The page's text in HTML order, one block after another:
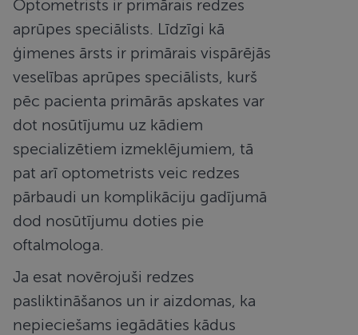
Optometrists ir primārais redzes
aprūpes speciālists. Līdzīgi kā
ģimenes ārsts ir primārais vispārējās
veselības aprūpes speciālists, kurš
pēc pacienta primārās apskates var
dot nosūtījumu uz kādiem
specializētiem izmeklējumiem, tā
pat arī optometrists veic redzes
pārbaudi un komplikāciju gadījumā
dod nosūtījumu doties pie
oftalmologa.
Ja esat novērojuši redzes
pasliktināšanos un ir aizdomas, ka
nepieciešams iegādāties kādus